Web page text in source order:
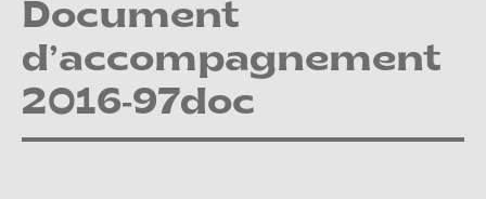
Document
d’accompagnement
2016-97doc